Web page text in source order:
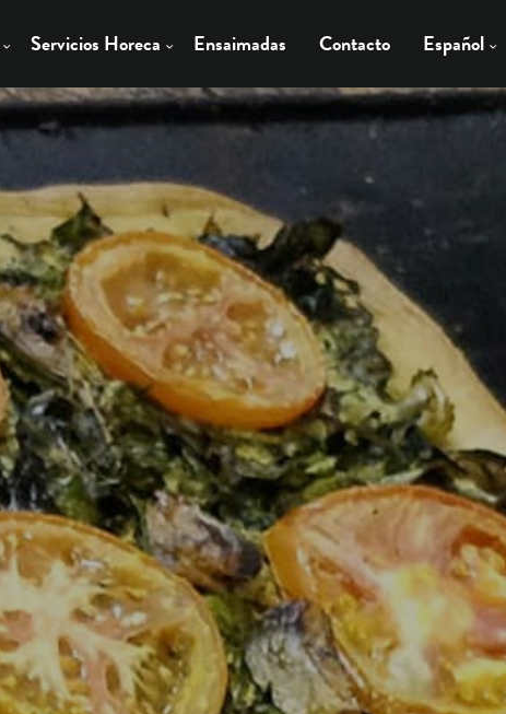
Servicios Horeca Ensaimadas Contacto Español